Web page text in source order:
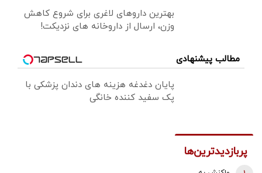
بهترین داروهای لاغری برای شروع کاهش
وزن، ارسال از داروخانه های نزدیکت!
مطالب پیشنهادی
پایان دغدغه هزینه های دندان پزشکی با
پک سفید کننده خانگی
پربازدیدترین‌ها